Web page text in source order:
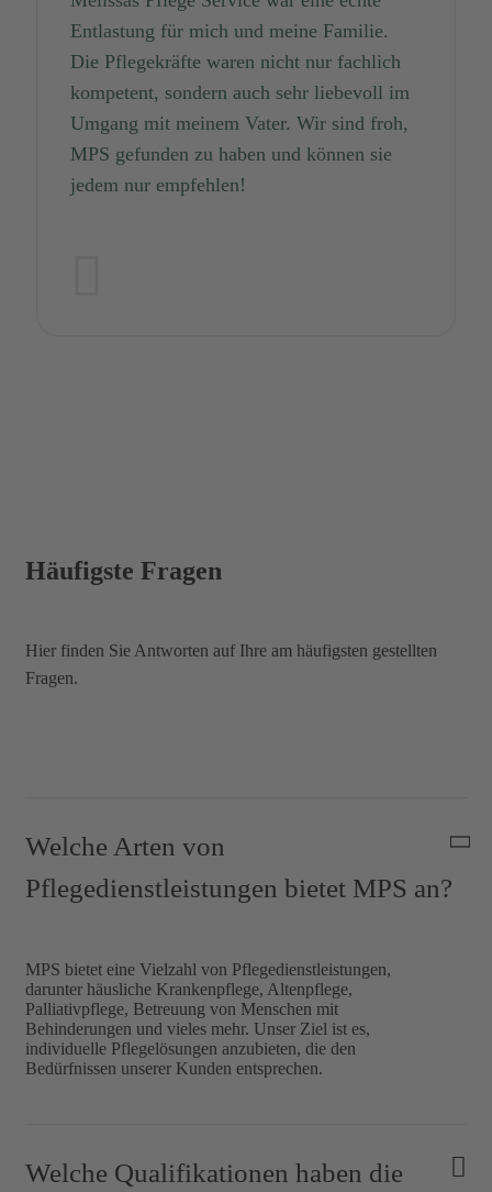
Entlastung für mich und meine Familie.
Die Pflegekräfte waren nicht nur fachlich
kompetent, sondern auch sehr liebevoll im
Umgang mit meinem Vater. Wir sind froh,
MPS gefunden zu haben und können sie
jedem nur empfehlen!
Häufigste Fragen
Hier finden Sie Antworten auf Ihre am häufigsten gestellten
Fragen.
Welche Arten von
Pflegedienstleistungen bietet MPS an?
MPS bietet eine Vielzahl von Pflegedienstleistungen,
darunter häusliche Krankenpflege, Altenpflege,
Palliativpflege, Betreuung von Menschen mit
Behinderungen und vieles mehr. Unser Ziel ist es,
individuelle Pflegelösungen anzubieten, die den
Bedürfnissen unserer Kunden entsprechen.
Welche Qualifikationen haben die